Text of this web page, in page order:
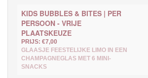
KIDS BUBBLES & BITES | PER
PERSOON - VRIJE
PLAATSKEUZE
PRIJS: €7,00
GLAASJE FEESTELIJKE LIMO IN EEN
CHAMPAGNEGLAS MET 6 MINI-
SNACKS